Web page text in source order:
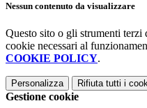
Nessun contenuto da visualizzare
Questo sito o gli strumenti
cookie necessari al
COOKIE POLICY.
Personalizza Rifiuta tutti i
Gestione cookie